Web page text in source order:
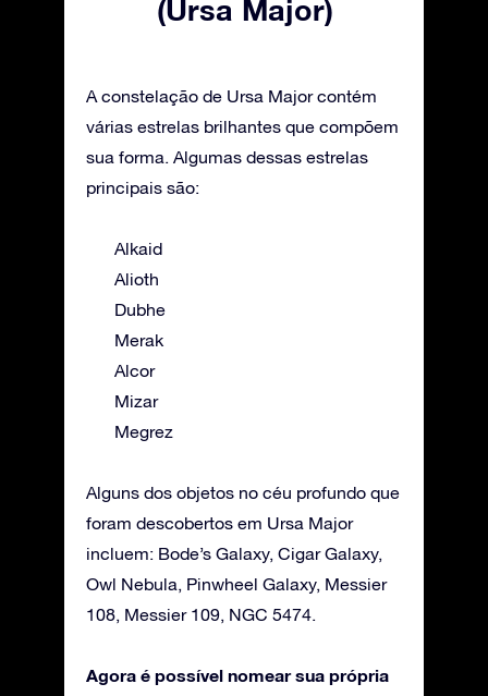
(Ursa Major)
A constelação de Ursa Major contém
várias estrelas brilhantes que compõem
sua forma. Algumas dessas estrelas
principais são:
Alkaid
Alioth
Dubhe
Merak
Alcor
Mizar
Megrez
Alguns dos objetos no céu profundo que
foram descobertos em Ursa Major
incluem: Bode’s Galaxy, Cigar Galaxy,
Owl Nebula, Pinwheel Galaxy, Messier
108, Messier 109, NGC 5474.
Agora é possível nomear sua própria